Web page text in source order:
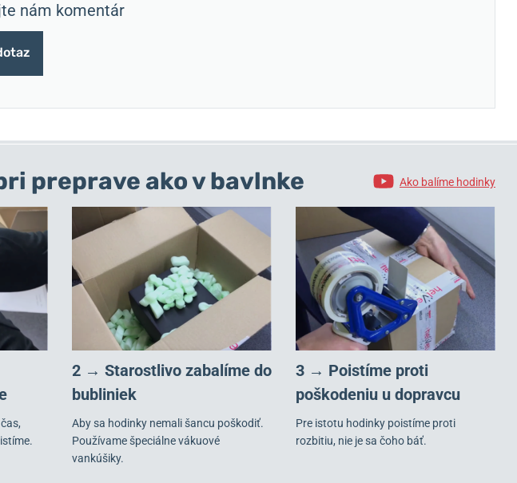
nám komentár
Ako balíme hodinky
preprave ako v bavlnke
2 → Starostlivo zabalíme do
bubliniek
Aby sa hodinky nemali šancu poškodiť.
Používame špeciálne vákuové
vankúšiky.
3 → Poistíme proti
poškodeniu u dopravcu
Pre istotu hodinky poistíme proti
rozbitiu, nie je sa čoho báť.